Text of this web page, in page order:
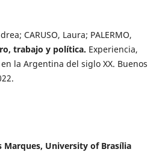
CARUSO, Laura; PALERMO,
trabajo y política. Experiencia,
la Argentina del siglo XX. Buenos
Marques, University of Brasília